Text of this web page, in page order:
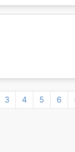
3 4 5 6